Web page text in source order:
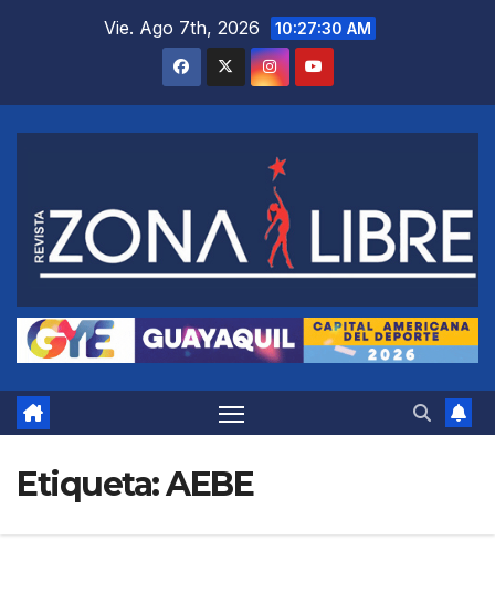
Vie. Ago 7th, 2026 10:27:31 AM
Etiqueta:AEBE